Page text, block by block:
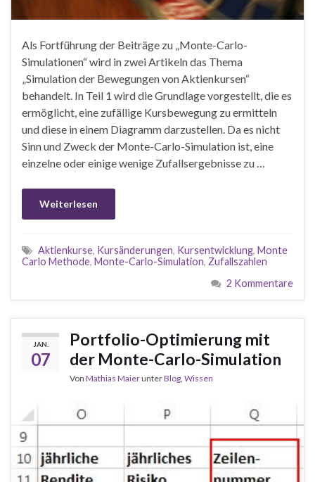
Als Fortführung der Beiträge zu „Monte-Carlo-
Simulationen“ wird in zwei Artikeln das Thema
„Simulation der Bewegungen von Aktienkursen“
behandelt. In Teil 1 wird die Grundlage vorgestellt, die es
ermöglicht, eine zufällige Kursbewegung zu ermitteln
und diese in einem Diagramm darzustellen. Da es nicht
Sinn und Zweck der Monte-Carlo-Simulation ist, eine
einzelne oder einige wenige Zufallsergebnisse zu …
Weiterlesen
Aktienkurse, Kursänderungen, Kursentwicklung, Monte
Carlo Methode, Monte-Carlo-Simulation, Zufallszahlen
2 Kommentare
JAN.
07
Portfolio-Optimierung mit
der Monte-Carlo-Simulation
Von Mathias MaierunterBlog, Wissen